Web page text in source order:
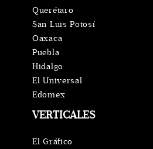
VERTICALES
El Gráfico
Querétaro
San Luis Potosí
Oaxaca
Puebla
Hidalgo
El Universal
Edomex